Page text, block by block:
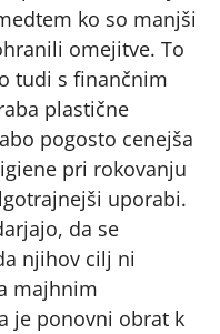
ko so manjši
omejitve. To
tudi s finančnim
plastične
pogosto cenejša
pri rokovanju
uporabi.
da se
njihov cilj ni
majhnim
je ponovni obrat k